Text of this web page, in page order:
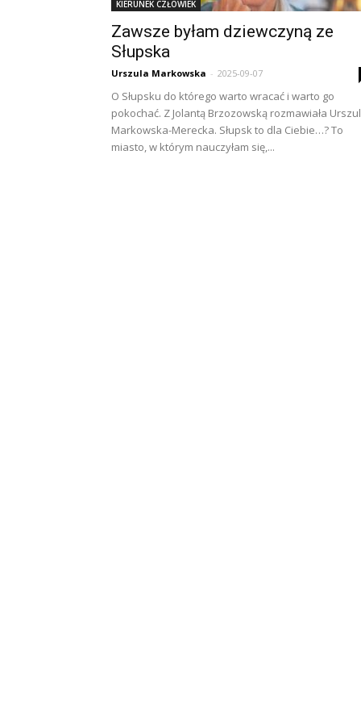
KIERUNEK CZŁOWIEK
Zawsze byłam dziewczyną ze
Słupska
Urszula Markowska - 2025-09-07
O Słupsku do którego warto wracać i warto go
pokochać. Z Jolantą Brzozowską rozmawiała
Markowska-Merecka. Słupsk to dla Ciebie…? To
miasto, w którym nauczyłam się,...